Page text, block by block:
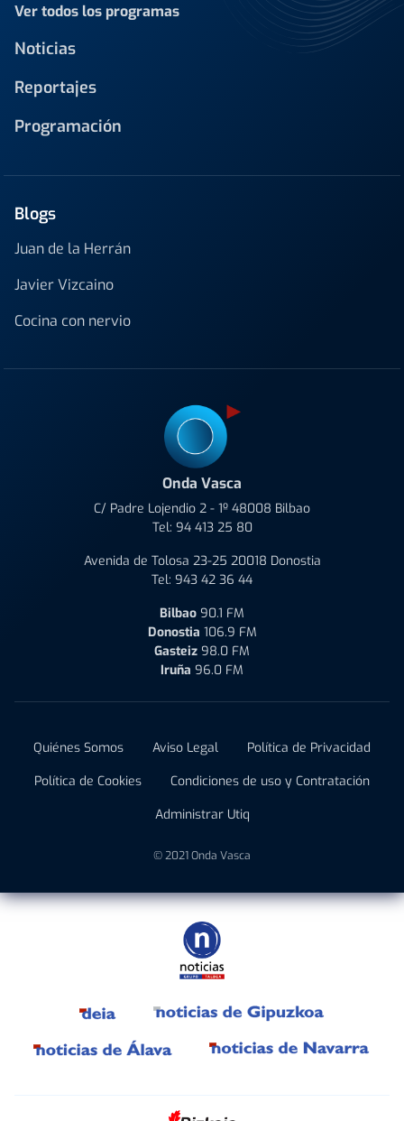
Ver todos los programas
Noticias
Reportajes
Programación
Blogs
Juan de la Herrán
Javier Vizcaino
Cocina con nervio
Onda Vasca
C/ Padre Lojendio 2 - 1º 48008 Bilbao
Tel: 94 413 25 80
Avenida de Tolosa 23-25 20018 Donostia
Tel: 943 42 36 44
Bilbao 90.1 FM
Donostia 106.9 FM
Gasteiz 98.0 FM
Iruña 96.0 FM
Quiénes Somos Aviso Legal
Política de Privacidad
Política de Cookies
Condiciones de uso y Contratación
Administrar Utiq
© 2021 Onda Vasca